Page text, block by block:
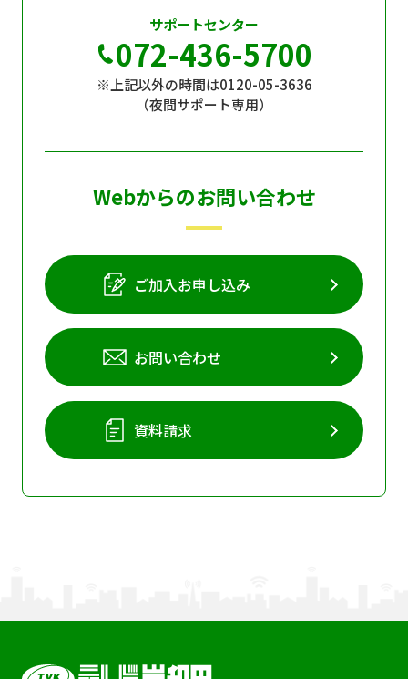
サポートセンター
072-436-5700
※上記以外の時間は0120-05-3636
（夜間サポート専用）
Webからのお問い合わせ
ご加入お申し込み
お問い合わせ
資料請求